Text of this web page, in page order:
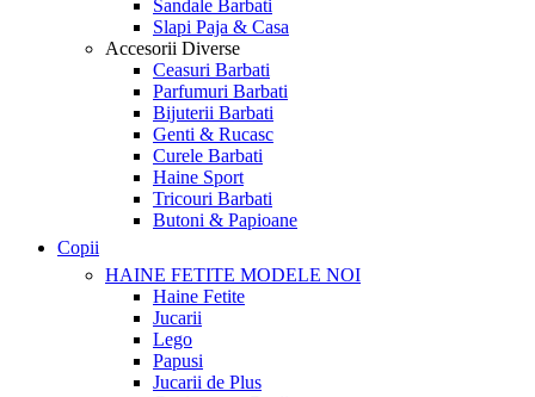
Sandale Barbati
Slapi Paja & Casa
Accesorii Diverse
Ceasuri Barbati
Parfumuri Barbati
Bijuterii Barbati
Genti & Rucasc
Curele Barbati
Haine Sport
Tricouri Barbati
Butoni & Papioane
Copii
HAINE FETITE MODELE NOI
Haine Fetite
Jucarii
Lego
Papusi
Jucarii de Plus